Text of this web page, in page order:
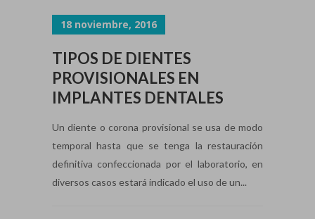
18 noviembre, 2016
TIPOS DE DIENTES
PROVISIONALES EN
IMPLANTES DENTALES
Un diente o corona provisional se usa de modo
temporal hasta que se tenga la restauración
definitiva confeccionada por el laboratorio, en
diversos casos estará indicado el uso de un...